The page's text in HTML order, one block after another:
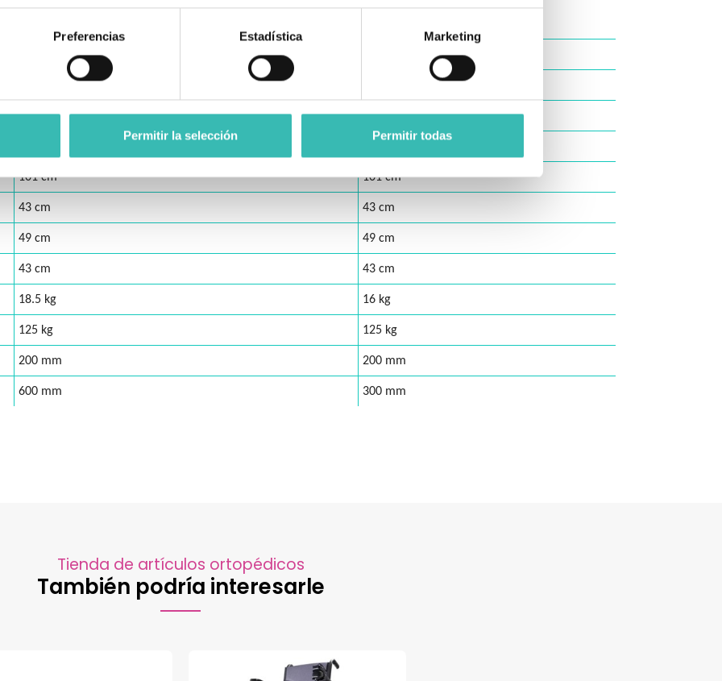
Preferencias Estadística Marketing
Permitir la selección Permitir todas
41/43/45 cm
59/61/63 cm 56/58/60 cm
101 cm 101 cm
43 cm 43 cm
49 cm 49 cm
43 cm 43 cm
18.5 kg 16 kg
125 kg 125 kg
200 mm 200 mm
600 mm 300 mm
Tienda de artículos ortopédicos
También podría interesarle